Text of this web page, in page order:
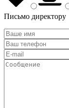
Письмо директору